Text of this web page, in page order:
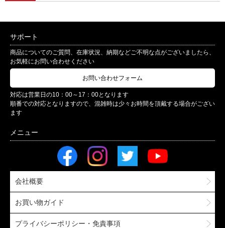
サポート
商品についてのご質問、在庫状況、納期などご不明な点がございましたら、
お気軽にお問い合わせください
お問い合わせフォーム
対応は営業日の10：00～17：00となります
順番での対応となりますので、混雑時は少々お時間を頂戴する場合がござい
ます
会社概要
お買い物ガイド
プライバシーポリシー・免責事項